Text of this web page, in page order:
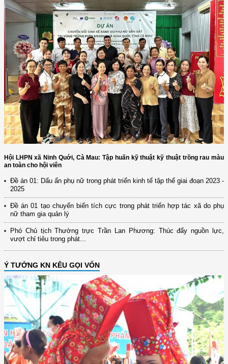
Hội LHPN xã Ninh Quới, Cà Mau: Tập huấn kỹ thuật kỹ thuật trồng rau màu
an toàn cho hội viên
Đề án 01: Dấu ấn phụ nữ trong phát triển kinh tế tập thể giai đoạn 2023 -
2025
Đề án 01 tạo chuyển biến tích cực trong phát triển hợp tác xã do phụ
nữ tham gia quản lý
Phó Chủ tịch Thường trực Trần Lan Phương: Thúc đẩy nguồn lực,
vượt chỉ tiêu trong phát...
Ý TƯỞNG KN KÊU GỌI VỐN